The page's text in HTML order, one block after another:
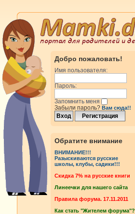
Добро пожаловать!
Имя пользователя:
Пароль:
Запомнить меня
Забыли пароль? Вам сюда!!
Обратите внимание
ВНИМАНИЕ!!!
Разыскиваются русские
школы, клубы, садики!!!
Cкидка 7% на русские книги
Линеечки для нашего сайта
Правила форума. 17.11.2011
Как стать "Жителем форума"?